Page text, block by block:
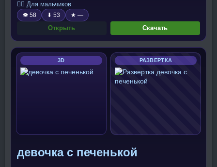
🧍‍♂️ Для мальчиков
👁 58 ⬇ 53 ★ —
Открыть Скачать
3D РАЗВЕРТКА
девочка с печенькой